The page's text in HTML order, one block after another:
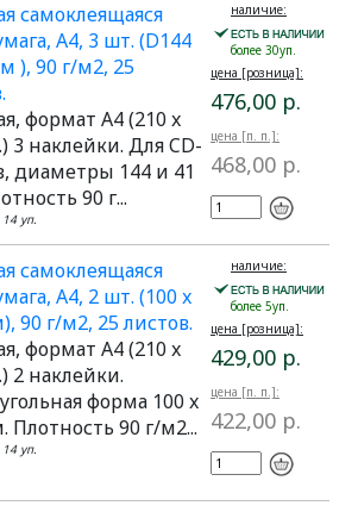
самоклеящаяся
A4, 3 шт. (D144
), 90 г/м2, 25
формат A4 (210 x
3 наклейки. Для CD-
диаметры 144 и 41
90 г...
14 уп.
наличие:
более 30уп.
цена [розница]:
476,00 р.
цена [п. п.]:
468,00 р.
самоклеящаяся
A4, 2 шт. (100 x
90 г/м2, 25 листов.
формат A4 (210 x
2 наклейки.
форма 100 x
Плотность 90 г/м2...
14 уп.
наличие:
более 5уп.
цена [розница]:
429,00 р.
цена [п. п.]:
422,00 р.